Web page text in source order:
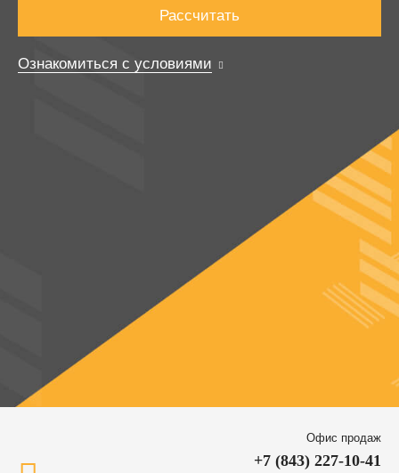
Рассчитать
Ознакомиться с условиями
Офис продаж
+7 (843) 227-10-41